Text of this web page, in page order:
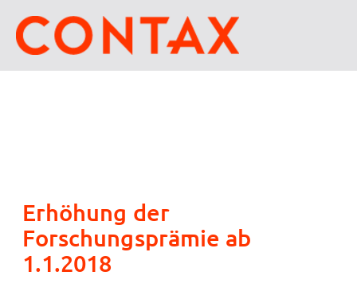
Erhöhung der
Forschungsprämie ab
1.1.2018